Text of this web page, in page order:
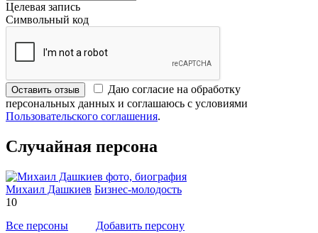
Целевая запись
Символьный код
Оставить отзыв
Даю согласие на обработку
персональных данных и соглашаюсь с условиями
Пользовательского соглашения.
Случайная персона
Михаил Дашкиев Бизнес-молодость
10
Все персоны
Добавить персону